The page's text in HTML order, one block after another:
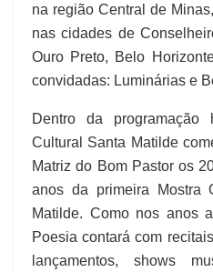
na região Central de
nas cidades de
Ouro Preto, Belo
convidadas: Luminárias e
Dentro da
Cultural Santa Matilde
Matriz do Bom Pastor os
anos da primeira Mostra
Matilde. Como nos anos
Poesia contará com
lançamentos, shows